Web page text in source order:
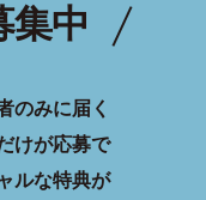
集中
のみに届く
けが応募で
ルな特典が